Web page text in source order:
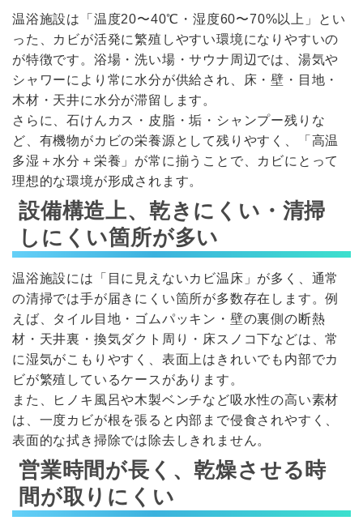
温浴施設は「温度20〜40℃・湿度60〜70%以上」とい
った、カビが活発に繁殖しやすい環境になりやすいの
が特徴です。浴場・洗い場・サウナ周辺では、湯気や
シャワーにより常に水分が供給され、床・壁・目地・
木材・天井に水分が滞留します。
さらに、石けんカス・皮脂・垢・シャンプー残りな
ど、有機物がカビの栄養源として残りやすく、「高温
多湿＋水分＋栄養」が常に揃うことで、カビにとって
理想的な環境が形成されます。
設備構造上、乾きにくい・清掃
しにくい箇所が多い
温浴施設には「目に見えないカビ温床」が多く、通常
の清掃では手が届きにくい箇所が多数存在します。例
えば、タイル目地・ゴムパッキン・壁の裏側の断熱
材・天井裏・換気ダクト周り・床スノコ下などは、常
に湿気がこもりやすく、表面上はきれいでも内部でカ
ビが繁殖しているケースがあります。
また、ヒノキ風呂や木製ベンチなど吸水性の高い素材
は、一度カビが根を張ると内部まで侵食されやすく、
表面的な拭き掃除では除去しきれません。
営業時間が長く、乾燥させる時
間が取りにくい